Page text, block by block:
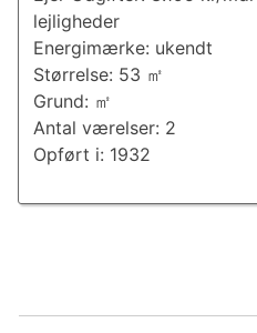
lejligheder
Energimærke: ukendt
Størrelse: 53 ㎡
Grund: ㎡
Antal værelser: 2
Opført i: 1932